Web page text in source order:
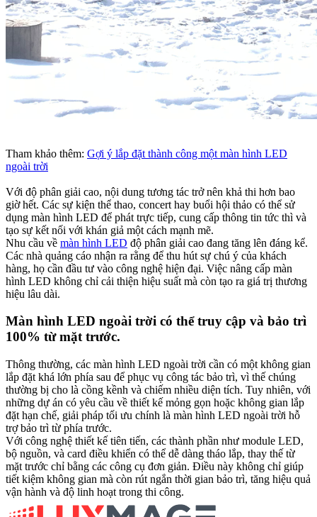
Tham khảo thêm: Gợi ý lắp đặt thành công một màn hình LED
ngoài trời
Với độ phân giải cao, nội dung tương tác trở nên khả thi hơn bao
giờ hết. Các sự kiện thể thao, concert hay buổi hội thảo có thể sử
dụng màn hình LED để phát trực tiếp, cung cấp thông tin tức thì và
tạo sự kết nối với khán giả một cách mạnh mẽ.
Nhu cầu về màn hình LED độ phân giải cao đang tăng lên đáng kể.
Các nhà quảng cáo nhận ra rằng để thu hút sự chú ý của khách
hàng, họ cần đầu tư vào công nghệ hiện đại. Việc nâng cấp màn
hình LED không chỉ cải thiện hiệu suất mà còn tạo ra giá trị thương
hiệu lâu dài.
Màn hình LED ngoài trời có thể truy cập và bảo trì
100% từ mặt trước.​
Thông thường, các màn hình LED ngoài trời cần có một không gian
lắp đặt khá lớn phía sau để phục vụ công tác bảo trì, vì thế chúng
thường bị cho là cồng kềnh và chiếm nhiều diện tích. Tuy nhiên, với
những dự án có yêu cầu về thiết kế mỏng gọn hoặc không gian lắp
đặt hạn chế, giải pháp tối ưu chính là màn hình LED ngoài trời hỗ
trợ bảo trì từ phía trước.
Với công nghệ thiết kế tiên tiến, các thành phần như module LED,
bộ nguồn, và card điều khiển có thể dễ dàng tháo lắp, thay thế từ
mặt trước chỉ bằng các công cụ đơn giản. Điều này không chỉ giúp
tiết kiệm không gian mà còn rút ngắn thời gian bảo trì, tăng hiệu quả
vận hành và độ linh hoạt trong thi công.